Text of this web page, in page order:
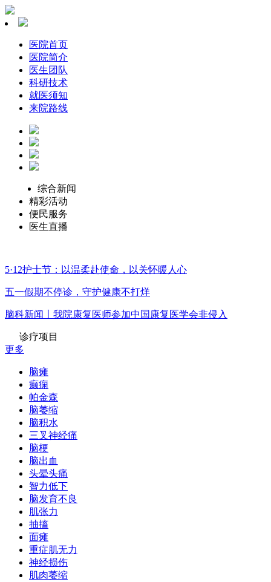
医院首页
医院简介
医生团队
科研技术
就医须知
来院路线
综合新闻
精彩活动
便民服务
医生直播
5·12护士节：以温柔赴使命，以关怀暖人心
五一假期不停诊，守护健康不打烊
脑科新闻丨我院康复医师参加中国康复医学会非侵入
诊疗项目
更多
脑瘫
癫痫
帕金森
脑萎缩
脑积水
三叉神经痛
脑梗
脑出血
头晕头痛
智力低下
脑发育不良
肌张力
抽搐
面瘫
重症肌无力
神经损伤
肌肉萎缩